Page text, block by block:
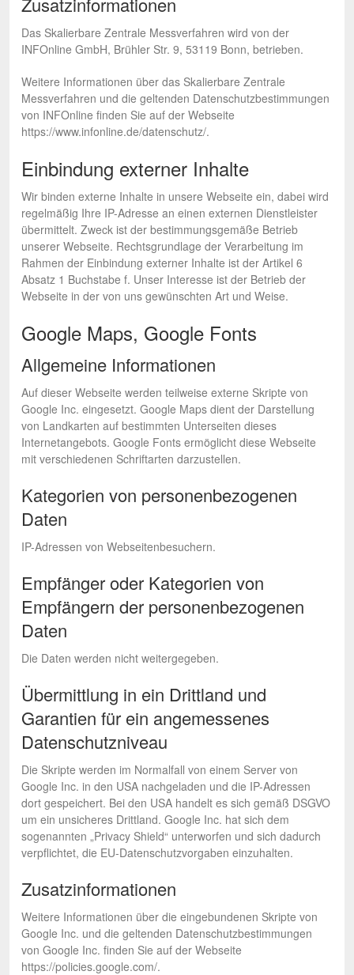
Das Skalierbare Zentrale Messverfahren wird von der
INFOnline GmbH, Brühler Str. 9, 53119 Bonn, betrieben.
Weitere Informationen über das Skalierbare Zentrale
Messverfahren und die geltenden Datenschutzbestimmungen
von INFOnline finden Sie auf der Webseite
https://www.infonline.de/datenschutz/.
Einbindung externer Inhalte
Wir binden externe Inhalte in unsere Webseite ein, dabei wird
regelmäßig Ihre IP-Adresse an einen externen Dienstleister
übermittelt. Zweck ist der bestimmungsgemäße Betrieb
unserer Webseite. Rechtsgrundlage der Verarbeitung im
Rahmen der Einbindung externer Inhalte ist der Artikel 6
Absatz 1 Buchstabe f. Unser Interesse ist der Betrieb der
Webseite in der von uns gewünschten Art und Weise.
Google Maps, Google Fonts
Allgemeine Informationen
Auf dieser Webseite werden teilweise externe Skripte von
Google Inc. eingesetzt. Google Maps dient der Darstellung
von Landkarten auf bestimmten Unterseiten dieses
Internetangebots. Google Fonts ermöglicht diese Webseite
mit verschiedenen Schriftarten darzustellen.
Kategorien von personenbezogenen
Daten
IP-Adressen von Webseitenbesuchern.
Empfänger oder Kategorien von
Empfängern der personenbezogenen
Daten
Die Daten werden nicht weitergegeben.
Übermittlung in ein Drittland und
Garantien für ein angemessenes
Datenschutzniveau
Die Skripte werden im Normalfall von einem Server von
Google Inc. in den USA nachgeladen und die IP-Adressen
dort gespeichert. Bei den USA handelt es sich gemäß DSGVO
um ein unsicheres Drittland. Google Inc. hat sich dem
sogenannten „Privacy Shield“ unterworfen und sich dadurch
verpflichtet, die EU-Datenschutzvorgaben einzuhalten.
Zusatzinformationen
Weitere Informationen über die eingebundenen Skripte von
Google Inc. und die geltenden Datenschutzbestimmungen
von Google Inc. finden Sie auf der Webseite
https://policies.google.com/.